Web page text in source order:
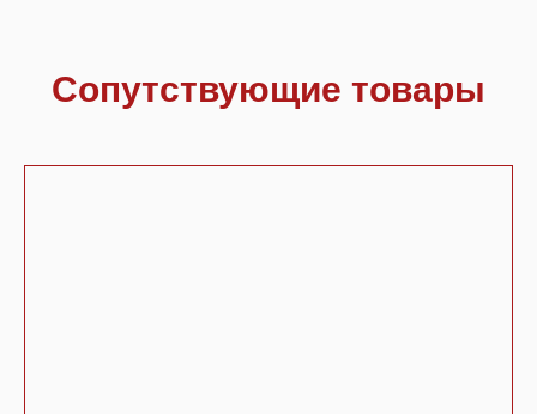
Сопутствующие товары